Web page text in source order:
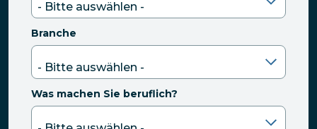
Branche
Was machen Sie beruflich?